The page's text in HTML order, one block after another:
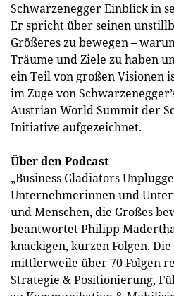
Schwarzenegger Einblick in
Er spricht über seinen
Größeres zu bewegen –
Träume und Ziele zu haben
ein Teil von großen Visionen
im Zuge von
Austrian World Summit der
Initiative aufgezeichnet.
Über den Podcast
„Business Gladiators
Unternehmerinnen und
und Menschen, die Großes
beantwortet Philipp
knackigen, kurzen Folgen.
mittlerweile über 70 Folgen
Strategie & Positionierung,